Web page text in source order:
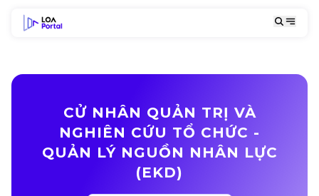
CỬ NHÂN QUẢN TRỊ VÀ
NGHIÊN CỨU TỔ CHỨC -
QUẢN LÝ NGUỒN NHÂN LỰC
(EKD)